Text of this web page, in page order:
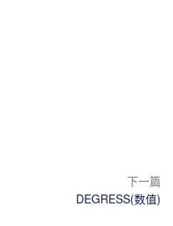
下一篇
DEGRESS(数值)